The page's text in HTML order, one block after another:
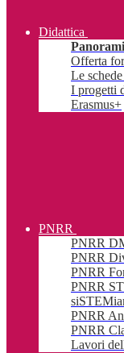
Didattica
Offerta
Le
I progetti
Erasmus+
PNRR
PNRR
PNRR
PNRR
PNRR
PNRR
PNRR
Lavori